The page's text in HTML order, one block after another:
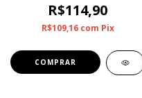
R$114,90
R$109,16 com Pix